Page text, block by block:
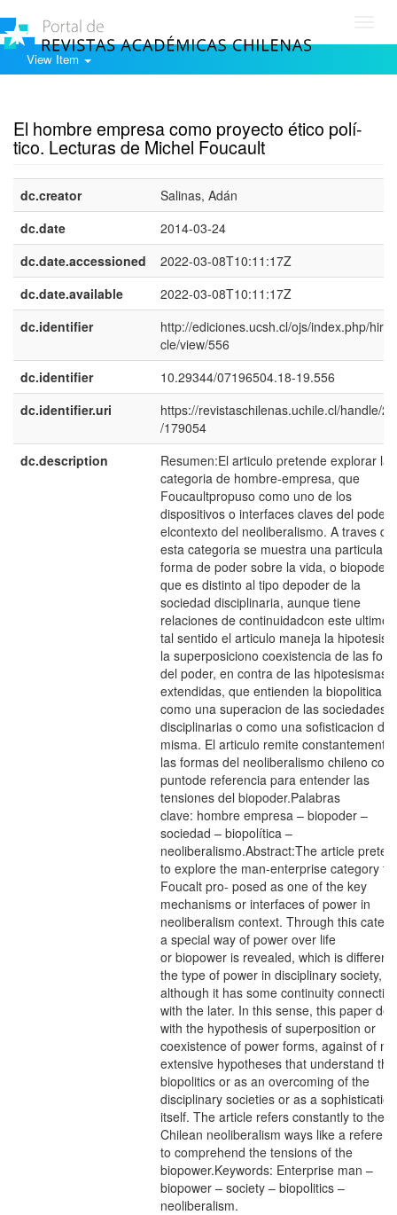
View Item
El hombre empresa como proyecto ético polí­
tico. Lecturas de Michel Foucault
dc.creator
Salinas, Adán
dc.date
2014-03-24
dc.date.accessioned
2022-03-08T10:11:17Z
dc.date.available
2022-03-08T10:11:17Z
dc.identifier
http://ediciones.ucsh.cl/ojs/index.php/hirf/
cle/view/556
dc.identifier
10.29344/07196504.18-19.556
dc.identifier.uri
https://revistaschilenas.uchile.cl/handle/
/179054
dc.description
Resumen:El articulo pretende explorar la
categoria de hombre-empresa, que
Foucaultpropuso como uno de los
dispositivos o interfaces claves del poder
elcontexto del neoliberalismo. A traves de
esta categoria se muestra una particular
forma de poder sobre la vida, o biopoder,
que es distinto al tipo depoder de la
sociedad disciplinaria, aunque tiene
relaciones de continuidadcon este ultimo.
tal sentido el articulo maneja la hipotesis
la superposiciono coexistencia de las
del poder, en contra de las hipotesismas
extendidas, que entienden la biopolitica o
como una superacion de las sociedades
disciplinarias o como una sofisticacion de
misma. El articulo remite constantemente
las formas del neoliberalismo chileno
puntode referencia para entender las
tensiones del biopoder.Palabras
clave: hombre empresa – biopoder –
sociedad – biopolí­tica –
neoliberalismo.Abstract:The article
to explore the man-enterprise category
Foucalt pro- posed as one of the key
mechanisms or interfaces of power in
neoliberalism context. Through this
a special way of power over life
or biopower is revealed, which is different
the type of power in disciplinary society,
although it has some continuity
with the later. In this sense, this paper
with the hypothesis of superposition or
coexistence of power forms, against of
extensive hypotheses that understand the
biopolitics or as an overcoming of the
disciplinary societies or as a
itself. The article refers constantly to the
Chilean neoliberalism ways like a
to comprehend the tensions of the
biopower.Keywords: Enterprise man –
biopower – society – biopolitics –
neoliberalism.